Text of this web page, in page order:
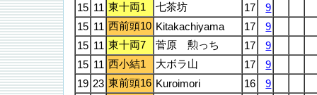
15 11 東十両1 七茶坊 17
9
15 11 西前頭10 Kitakachiyama 17
9
15 11 東十両7 菅原 勲っち 17
9
15 11 西小結1 大ボラ山 17
9
19 23 東前頭16 Kuroimori 16
9